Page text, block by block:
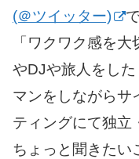
(＠ツイッター)
「ワクワク感を
やDJや旅人をし
マンをしながらサ
ティングにて独立
ちょっと聞きたい